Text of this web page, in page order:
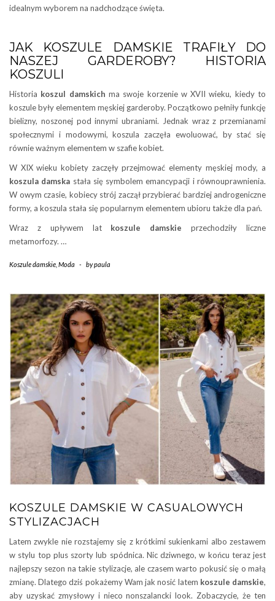
idealnym wyborem na nadchodzące święta.
JAK KOSZULE DAMSKIE TRAFIŁY DO
NASZEJ GARDEROBY? HISTORIA
KOSZULI
Historia koszul damskich ma swoje korzenie w XVII wieku, kiedy to
koszule były elementem męskiej garderoby. Początkowo pełniły funkcję
bielizny, noszonej pod innymi ubraniami. Jednak wraz z przemianami
społecznymi i modowymi, koszula zaczęła ewoluować, by stać się
równie ważnym elementem w szafie kobiet.
W XIX wieku kobiety zaczęły przejmować elementy męskiej mody, a
koszula damska stała się symbolem emancypacji i równouprawnienia.
W owym czasie, kobiecy strój zaczął przybierać bardziej androgeniczne
formy, a koszula stała się popularnym elementem ubioru także dla pań.
Wraz z upływem lat koszule damskie przechodziły liczne
metamorfozy. …
Koszule damskie Moda - bypaula
KOSZULE DAMSKIE W CASUALOWYCH
STYLIZACJACH
Latem zwykle nie rozstajemy się z krótkimi sukienkami albo zestawem
w stylu top plus szorty lub spódnica. Nic dziwnego, w końcu teraz jest
najlepszy sezon na takie stylizacje, ale czasem warto pokusić się o małą
zmianę. Dlatego dziś pokażemy Wam jak nosić latem koszule damskie,
aby uzyskać zmysłowy i nieco nonszalancki look. Zobaczycie, że ten